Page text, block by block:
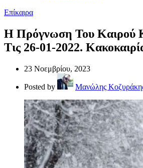
Επίκαιρα
Η Πρόγνωση Του Καιρού
Τις 26-01-2022.
23 Νοεμβρίου, 2023
Posted by Μανώλης